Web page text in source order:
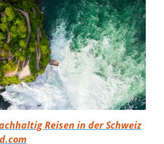
Reisen in der Schweiz